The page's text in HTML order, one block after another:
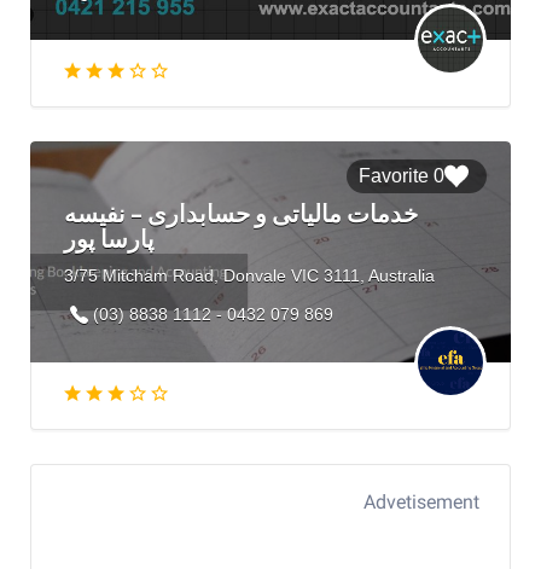
0 Favorite
خدمات مالیاتی و حسابداری – نفیسه
پارسا پور
3/75 Mitcham Road, Donvale VIC 3111, Australia
(03) 8838 1112 - 0432 079 869
Advetisement